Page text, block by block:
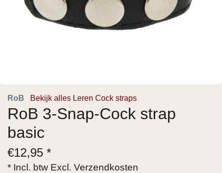
RoB Bekijk alles Leren Cock straps
RoB 3-Snap-Cock strap
basic
€12,95 *
* Incl. btw Excl. Verzendkosten